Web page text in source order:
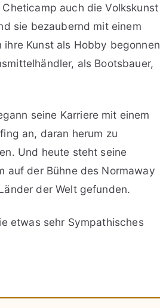
auch die Volkskunst
sie bezaubernd mit einem
Kunst als Hobby begonnen
als Bootsbauer,
seine Karriere mit einem
an, daran herum zu
Und heute steht seine
auf der Bühne des Normaway
der Welt gefunden.
etwas sehr Sympathisches